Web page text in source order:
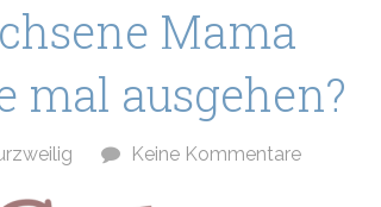
Mama
mal ausgehen?
Keine Kommentare